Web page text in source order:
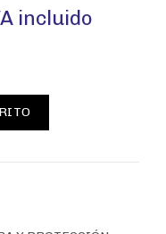
incluido
"C" 20KA cantidad